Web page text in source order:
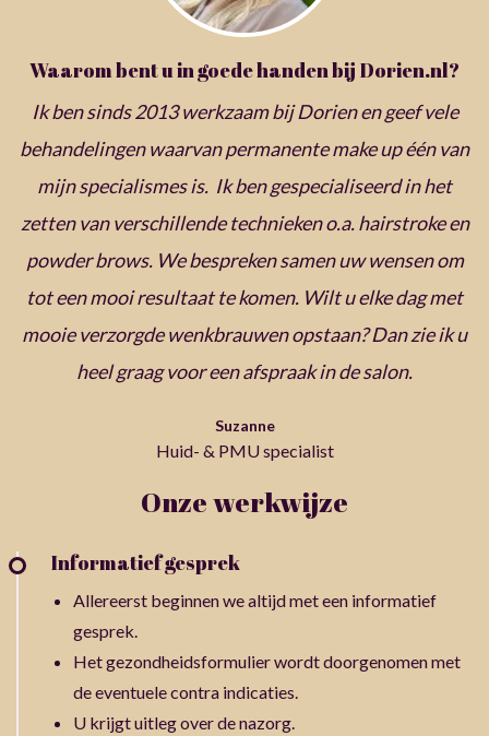
Waarom bent u in goede handen bij Dorien.nl?
Ik ben sinds 2013 werkzaam bij Dorien en geef vele
behandelingen waarvan permanente make up één van
mijn specialismes is. Ik ben gespecialiseerd in het
zetten van verschillende technieken o.a. hairstroke en
powder brows. We bespreken samen uw wensen om
tot een mooi resultaat te komen. Wilt u elke dag met
mooie verzorgde wenkbrauwen opstaan? Dan zie ik u
heel graag voor een afspraak in de salon.
Suzanne
Huid- & PMU specialist
Onze werkwijze
Informatief gesprek
Allereerst beginnen we altijd met een informatief
gesprek.
Het gezondheidsformulier wordt doorgenomen met
de eventuele contra indicaties.
U krijgt uitleg over de nazorg.